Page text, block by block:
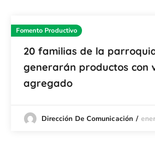
Fomento Productivo
20 familias de la
generarán productos con
agregado
Dirección De Comunicación